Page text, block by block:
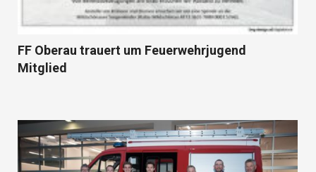
FF Oberau trauert um Feuerwehrjugend
Mitglied